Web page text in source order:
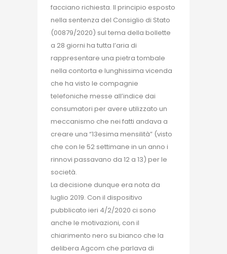
facciano richiesta. Il principio esposto
nella sentenza del Consiglio di Stato
(00879/2020) sul tema della bollette
a 28 giorni ha tutta l’aria di
rappresentare una pietra tombale
nella contorta e lunghissima vicenda
che ha visto le compagnie
telefoniche messe all’indice dai
consumatori per avere utilizzato un
meccanismo che nei fatti andava a
creare una “13esima mensilità” (visto
che con le 52 settimane in un anno i
rinnovi passavano da 12 a 13) per le
società.
La decisione dunque era nota da
luglio 2019. Con il dispositivo
pubblicato ieri 4/2/2020 ci sono
anche le motivazioni, con il
chiarimento nero su bianco che la
delibera Agcom che parlava di